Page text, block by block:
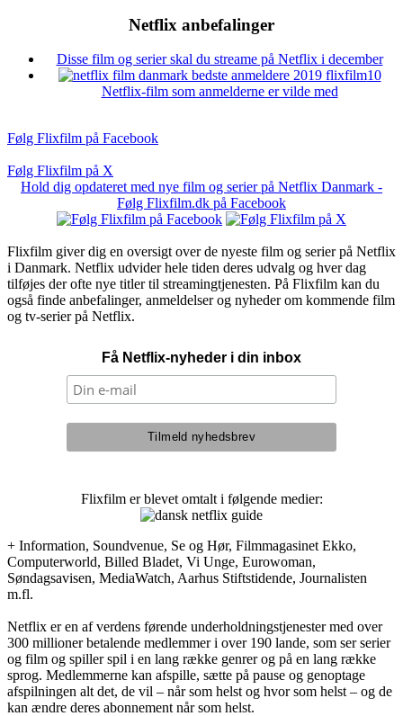
Netflix anbefalinger
Disse film og serier skal du streame på Netflix i december
10
Netflix-film som anmelderne er vilde med
Følg Flixfilm på Facebook
Følg Flixfilm på X
Hold dig opdateret med nye film og serier på Netflix Danmark -
Følg Flixfilm.dk på Facebook
Flixfilm giver dig en oversigt over de nyeste film og serier på Netflix
i Danmark. Netflix udvider hele tiden deres udvalg og hver dag
tilføjes der ofte nye titler til streamingtjenesten. På Flixfilm kan du
også finde anbefalinger, anmeldelser og nyheder om kommende film
og tv-serier på Netflix.
Få Netflix-nyheder i din inbox
Flixfilm er blevet omtalt i følgende medier:
+ Information, Soundvenue, Se og Hør, Filmmagasinet Ekko,
Computerworld, Billed Bladet, Vi Unge, Eurowoman,
Søndagsavisen, MediaWatch, Aarhus Stiftstidende, Journalisten
m.fl.
Netflix er en af verdens førende underholdningstjenester med over
300 millioner betalende medlemmer i over 190 lande, som ser serier
og film og spiller spil i en lang række genrer og på en lang række
sprog. Medlemmerne kan afspille, sætte på pause og genoptage
afspilningen alt det, de vil – når som helst og hvor som helst – og de
kan ændre deres abonnement når som helst.